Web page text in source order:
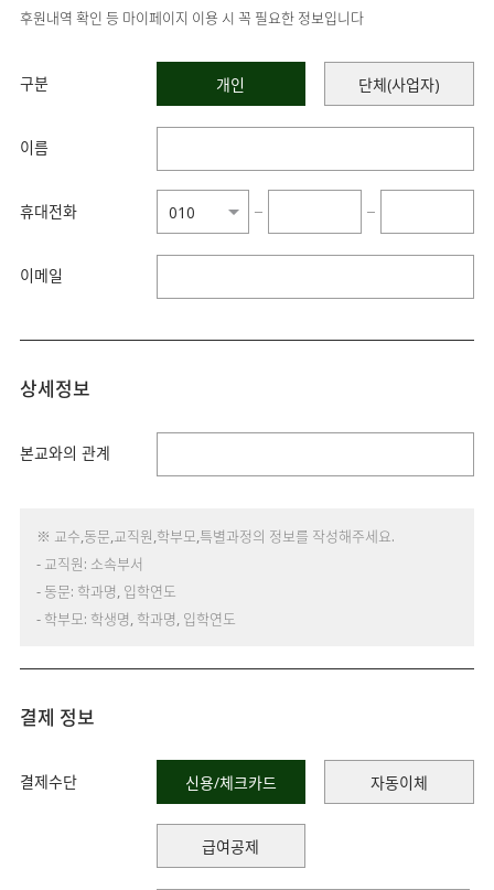
후원내역 확인 등 마이페이지 이용 시 꼭 필요한 정보입니다
구분 개인 단체(사업자)
이름
휴대전화 − −
이메일
상세정보
본교와의 관계
※ 교수,동문,교직원,학부모,특별과정의 정보를 작성해주세요.
- 교직원: 소속부서
- 동문: 학과명, 입학연도
- 학부모: 학생명, 학과명, 입학연도
결제 정보
결제수단 신용/체크카드 자동이체
급여공제